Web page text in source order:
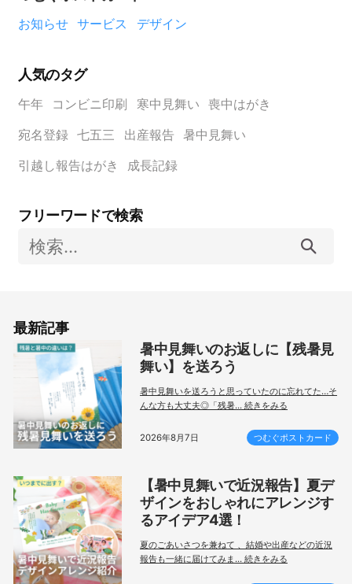
お知らせ サービス デザイン
人気のタグ
午年 コンビニ印刷 寒中見舞い
喪中はがき
宛名登録 七五三 出産報告
暑中見舞い
引越し報告はがき
成長記録
フリーワードで検索
検
最新記事
暑中見舞いのお返しに【残暑見
舞い】を送ろう
暑中見舞いを送ろうと思っていたのに忘れてた…そ
んな方も大丈夫◎「残暑... 続きをみる
2026年8月7日 つむぐポストカード
【暑中見舞いで近況報告】夏デ
ザインをおしゃれにアレンジす
るアイデア4選！
夏のごあいさつを兼ねて 、結婚や出産などの近況
報告も一緒に届けてみま... 続きをみる